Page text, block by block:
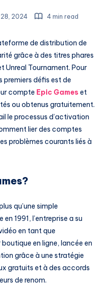
2024 4 min read
de distribution de
grâce à des titres phares
Unreal Tournament. Pour
premiers défis est de
compte Epic Games et
ou obtenus gratuitement.
le processus d’activation
lier des comptes
problèmes courants liés à
qu’une simple
1991, l’entreprise a su
en tant que
en ligne, lancée en
grâce à une stratégie
gratuits et à des accords
de renom.